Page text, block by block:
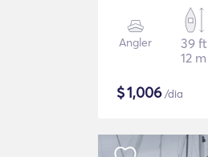
Angler
39 ft
12 m
$1,006/dia